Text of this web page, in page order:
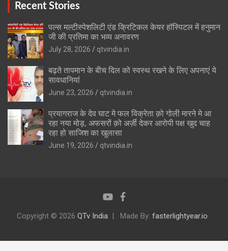
Recent Stories
पल्स मल्टीस्पेशलिटी एंड क्रिटिकल केयर हॉस्पिटल में हनुमान
जी की प्रतिमा का भव्य अनावरण
July 28, 2026
qtvindia.in
बढ़ते तापमान के बीच दिल को स्वस्थ रखने के लिए अपनाएं ये
सावधानियां
June 23, 2026
qtvindia.in
प्रयागराज के देव घाट मे फल विक्रेता क़ो गोली मारने मे आ
रहा नया मोड़, अफसरों क़ो अर्ज़ी देकर आरोपी पक्ष खुद चाह
रहा हो साजिश का खुलासा
June 19, 2026
qtvindia.in
Copyright © 2026 QTv India Made By: fasterlightyear.io